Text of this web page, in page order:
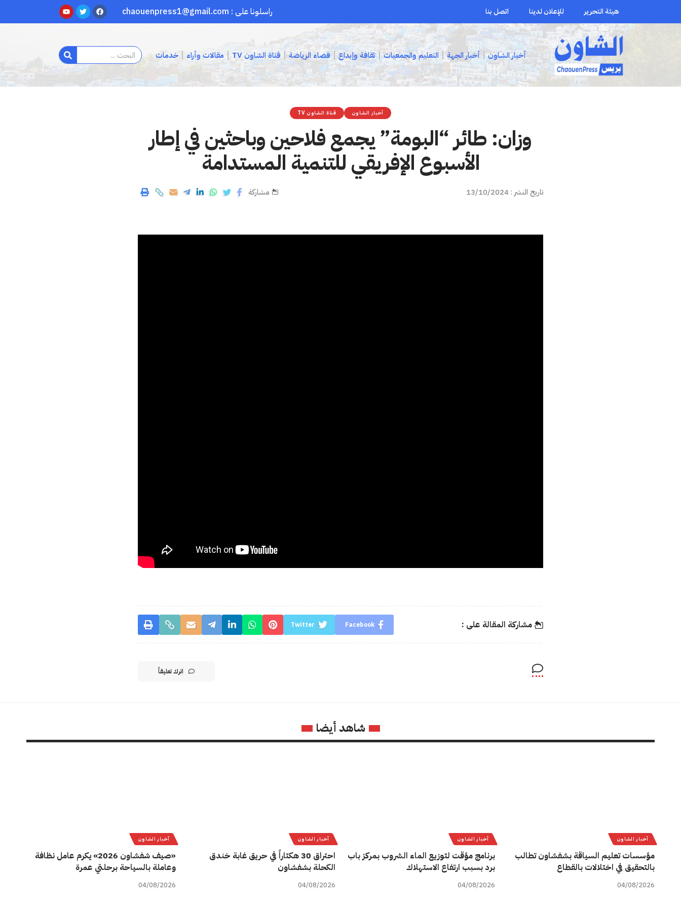
هيئة التحرير للإعلان لدينا اتصل بنا راسلونا على : chaouenpress1@gmail.com
أخبار الشاون أخبار الجهة التعليم والجمعيات ثقافة وإبداع فضاء الرياضة قناة الشاون TV مقالات وأراء خدمات
أخبار الشاون قناة الشاون TV
وزان: طائر “البومة” يجمع فلاحين وباحثين في إطار
الأسبوع الإفريقي للتنمية المستدامة
تاريخ النشر : 13/10/2024 مشاركة
مشاركة المقالة على : Facebook
Twitter
اترك تعليقاً
شاهد أيضا
أخبار الشاون
مؤسسات تعليم السياقة بشفشاون تطالب
بالتحقيق في اختلالات بالقطاع
04/08/2026
أخبار الشاون
برنامج مؤقت لتوزيع الماء الشروب بمركز باب
برد بسبب ارتفاع الاستهلاك
04/08/2026
أخبار الشاون
احتراق 30 هكتاراً في حريق غابة خندق
الكحلة بشفشاون
04/08/2026
أخبار الشاون
«صيف شفشاون 2026» يكرم عامل نظافة
وعاملة بالسياحة برحلتي عمرة
04/08/2026